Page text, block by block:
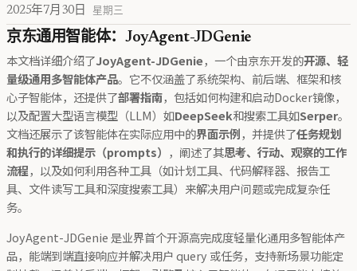
2025年7月30日 星期三
京东通用智能体：JoyAgent-JDGenie
本文档详细介绍了JoyAgent-JDGenie，一个由京东开发的开源、轻
量级通用多智能体产品。它不仅涵盖了系统架构、前后端、框架和核
心子智能体，还提供了部署指南，包括如何构建和启动Docker镜像，
以及配置大型语言模型（LLM）如DeepSeek和搜索工具如Serper。
文档还展示了该智能体在实际应用中的界面示例，并提供了任务规划
和执行的详细提示（prompts） ，阐述了其思考、行动、观察的工作
流程，以及如何利用各种工具（如计划工具、代码解释器、报告工
具、文件读写工具和深度搜索工具）来解决用户问题或完成复杂任
务。
JoyAgent-JDGenie 是业界首个开源高完成度轻量化通用多智能体产
品，能端到端直接响应并解决用户 query 或任务，支持新场景功能定